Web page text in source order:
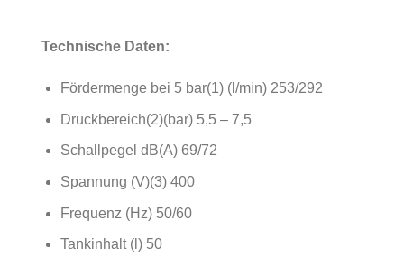
Technische Daten:
Fördermenge bei 5 bar(1) (l/min) 253/292
Druckbereich(2)(bar) 5,5 – 7,5
Schallpegel dB(A) 69/72
Spannung (V)(3) 400
Frequenz (Hz) 50/60
Tankinhalt (l) 50